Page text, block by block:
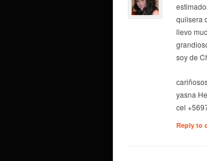
quiisera
llevo
soy de
yasna
cel
Reply to